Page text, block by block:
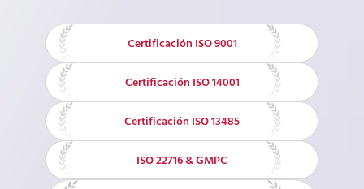
Certificación ISO 9001
Certificación ISO 14001
Certificación ISO 13485
ISO 22716 & GMPC